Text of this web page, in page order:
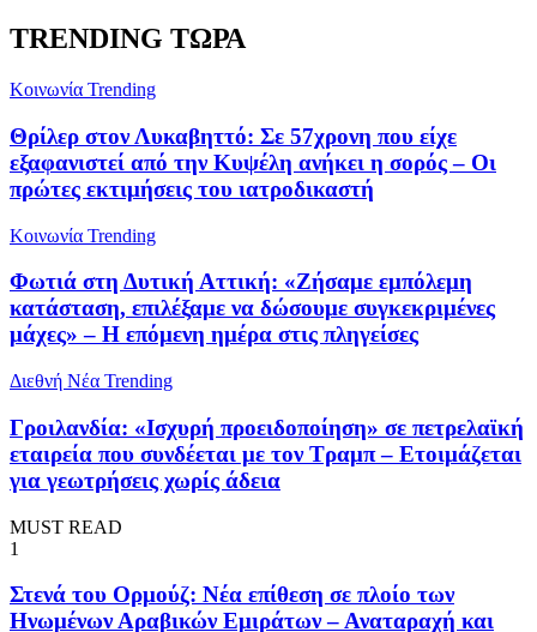
TRENDING ΤΩΡΑ
Κοινωνία Trending
Θρίλερ στον Λυκαβηττό: Σε 57χρονη που είχε
εξαφανιστεί από την Κυψέλη ανήκει η σορός – Οι
πρώτες εκτιμήσεις του ιατροδικαστή
Κοινωνία Trending
Φωτιά στη Δυτική Αττική: «Ζήσαμε εμπόλεμη
κατάσταση, επιλέξαμε να δώσουμε συγκεκριμένες
μάχες» – Η επόμενη ημέρα στις πληγείσες
Διεθνή Νέα Trending
Γροιλανδία: «Ισχυρή προειδοποίηση» σε πετρελαϊκή
εταιρεία που συνδέεται με τον Τραμπ – Ετοιμάζεται
για γεωτρήσεις χωρίς άδεια
MUST READ
1
Στενά του Ορμούζ: Νέα επίθεση σε πλοίο των
Ηνωμένων Αραβικών Εμιράτων – Αναταραχή και